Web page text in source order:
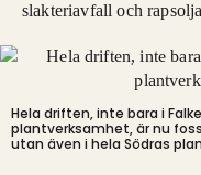
slakteriavfall och
Hela driften, inte bara i
plantverksamhet, är nu
utan även i hela Södras